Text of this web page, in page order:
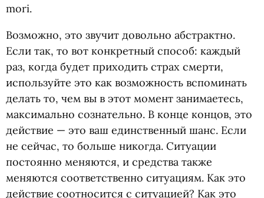
mori.
Возможно, это звучит довольно абстрактно.
Если так, то вот конкретный способ: каждый
раз, когда будет приходить страх смерти,
используйте это как возможность вспоминать
делать то, чем вы в этот момент занимаетесь,
максимально сознательно. В конце концов, это
действие — это ваш единственный шанс. Если
не сейчас, то больше никогда. Ситуации
постоянно меняются, и средства также
меняются соответственно ситуациям. Как это
действие соотносится с ситуацией? Как это